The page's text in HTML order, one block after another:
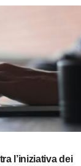
l’iniziativa dei